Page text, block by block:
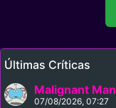
Últimas Críticas
Malignant Man
07/08/2026, 07:27